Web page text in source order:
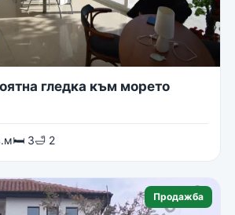
гледка към морето
🛏 3🛁 2
Продажба